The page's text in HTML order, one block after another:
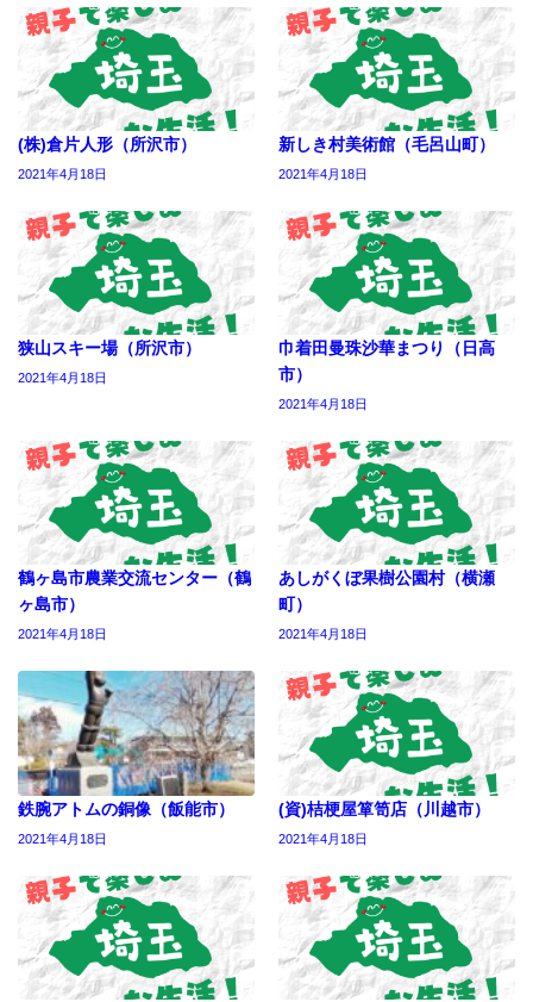
(株)倉片人形（所沢市）
2021年4月18日
新しき村美術館（毛呂山町）
2021年4月18日
狭山スキー場（所沢市）
2021年4月18日
巾着田曼珠沙華まつり（日高
市）
2021年4月18日
鶴ヶ島市農業交流センター（鶴
ヶ島市）
2021年4月18日
あしがくぼ果樹公園村（横瀬
町）
2021年4月18日
鉄腕アトムの銅像（飯能市）
2021年4月18日
(資)桔梗屋箪笥店（川越市）
2021年4月18日